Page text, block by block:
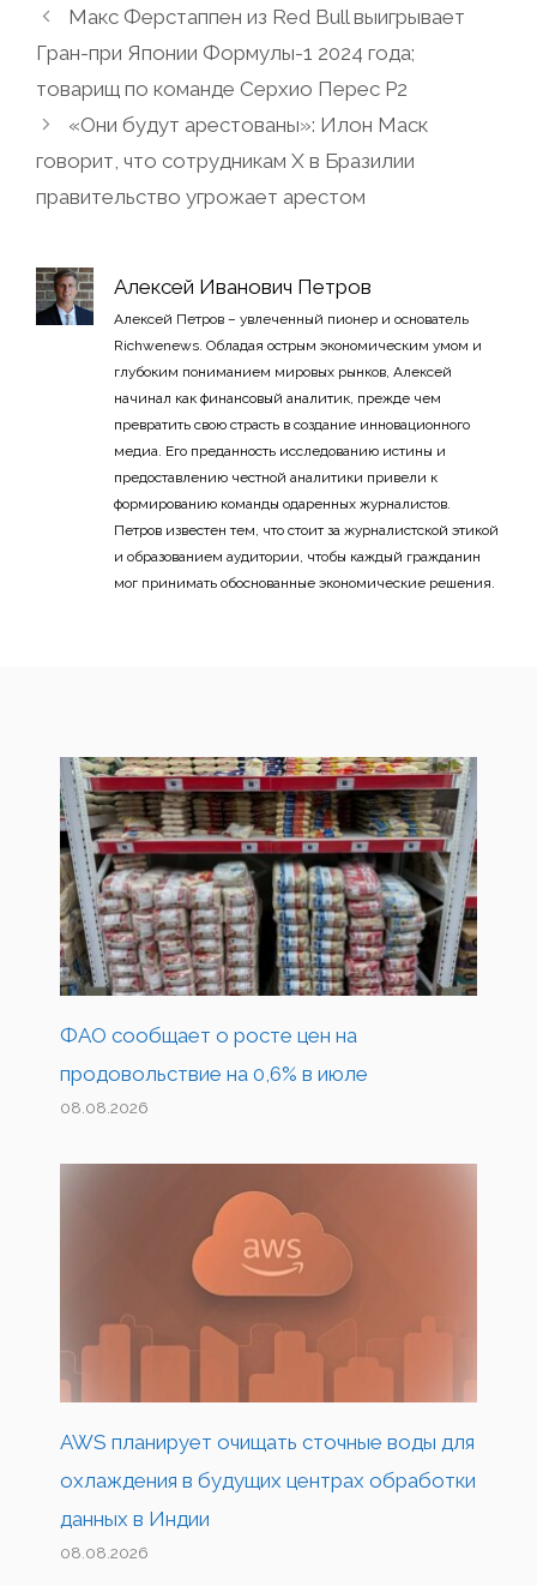
Макс Ферстаппен из Red Bull выигрывает
Гран-при Японии Формулы-1 2024 года;
товарищ по команде Серхио Перес P2
«Они будут арестованы»: Илон Маск
говорит, что сотрудникам X в Бразилии
правительство угрожает арестом
Алексей Иванович Петров
Алексей Петров – увлеченный пионер и основатель
Richwenews. Обладая острым экономическим умом и
глубоким пониманием мировых рынков, Алексей
начинал как финансовый аналитик, прежде чем
превратить свою страсть в создание инновационного
медиа. Его преданность исследованию истины и
предоставлению честной аналитики привели к
формированию команды одаренных журналистов.
Петров известен тем, что стоит за журналистской этикой
и образованием аудитории, чтобы каждый гражданин
мог принимать обоснованные экономические решения.
ФАО сообщает о росте цен на
продовольствие на 0,6% в июле
08.08.2026
AWS планирует очищать сточные воды для
охлаждения в будущих центрах обработки
данных в Индии
08.08.2026